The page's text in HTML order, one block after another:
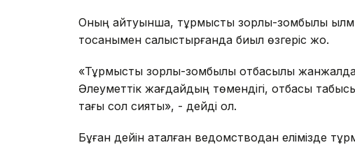
Оның айтуынша, тұрмыстық зорлық-зомбылық
тоқсанымен салыстырғанда биыл өзгеріс жоқ.
«Тұрмыстық зорлық-зомбылық отбасылық
Әлеуметтік жағдайдың төмендігі, отбасы
тағы сол сияқты», - дейді ол.
Бұған дейін аталған ведомстводан елімізде